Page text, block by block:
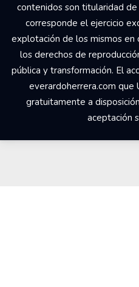
contenidos son titularidad
corresponde el ejercicio
explotación de los mismos en
los derechos de
pública y transformación. El
everardoherrera.com que
gratuitamente a
aceptación